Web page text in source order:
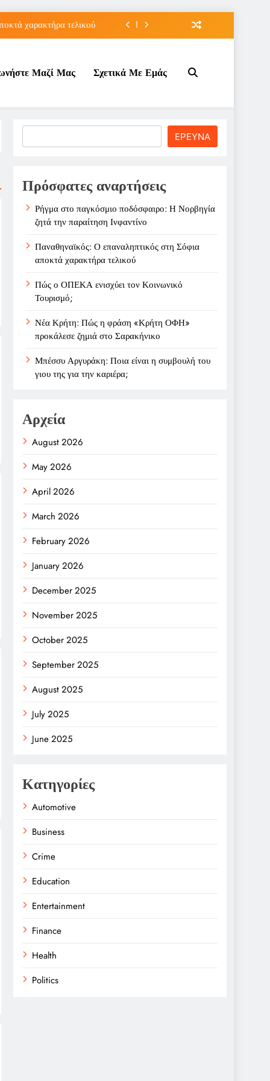
χαρακτήρα τελικού
ζημιά στο Σαρακήνικο
χαρακτήρα τελικού
Κοινωνικό Τουρισμό;
Μαζί Μας Σχετικά Με Εμάς
ΕΡΕΥΝΑ
Πρόσφατες αναρτήσεις
Ρήγμα στο παγκόσμιο ποδόσφαιρο: Η Νορβηγία
ζητά την παραίτηση Ινφαντίνο
Παναθηναϊκός: Ο επαναληπτικός στη Σόφια
αποκτά χαρακτήρα τελικού
Πώς ο ΟΠΕΚΑ ενισχύει τον Κοινωνικό
Τουρισμό;
Νέα Κρήτη: Πώς η φράση «Κρήτη ΟΦΗ»
προκάλεσε ζημιά στο Σαρακήνικο
Μπέσσυ Αργυράκη: Ποια είναι η συμβουλή του
γιου της για την καριέρα;
Αρχεία
August 2026
May 2026
April 2026
March 2026
February 2026
January 2026
December 2025
November 2025
October 2025
September 2025
August 2025
July 2025
June 2025
Κατηγορίες
Automotive
Business
Crime
Education
Entertainment
Finance
Health
Politics